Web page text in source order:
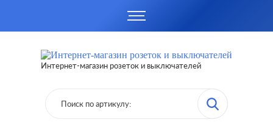
Интернет-магазин розеток и выключателей